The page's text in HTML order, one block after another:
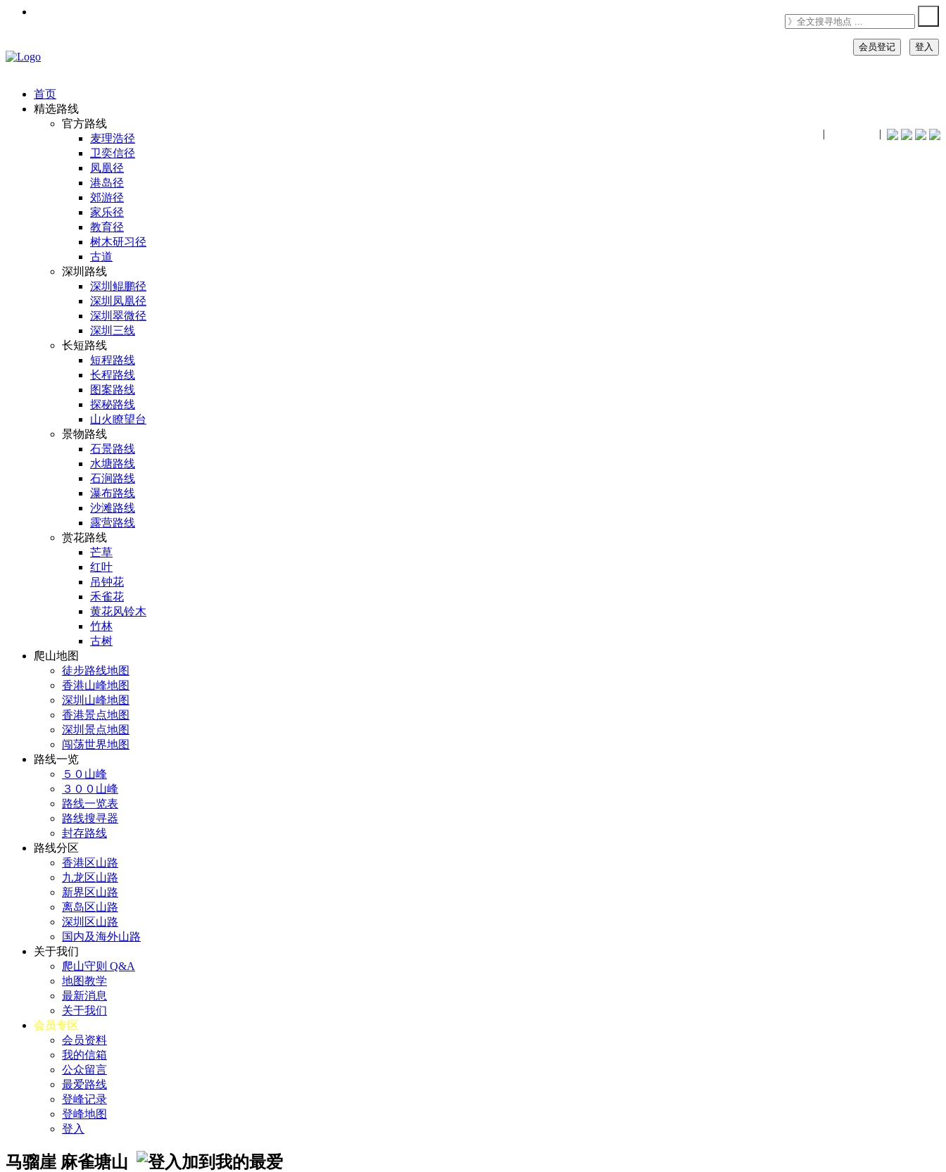
| |
会员登记 登入
首页
精选路线
官方路线
麦理浩径
卫奕信径
凤凰径
港岛径
郊游径
家乐径
教育径
树木研习径
古道
深圳路线
深圳鲲鹏径
深圳凤凰径
深圳翠微径
深圳三线
长短路线
短程路线
长程路线
图案路线
探秘路线
山火瞭望台
景物路线
石景路线
水塘路线
石涧路线
瀑布路线
沙滩路线
露营路线
赏花路线
芒草
红叶
吊钟花
禾雀花
黄花风铃木
竹林
古树
爬山地图
徒步路线地图
香港山峰地图
深圳山峰地图
香港景点地图
深圳景点地图
闯荡世界地图
路线一览
５０山峰
３００山峰
路线一览表
路线搜寻器
封存路线
路线分区
香港区山路
九龙区山路
新界区山路
离岛区山路
深圳区山路
国内及海外山路
关于我们
爬山守则 Q&A
地图教学
最新消息
关于我们
会员专区
会员资料
我的信箱
公众留言
最爱路线
登峰记录
登峰地图
登入
马骝崖 麻雀塘山